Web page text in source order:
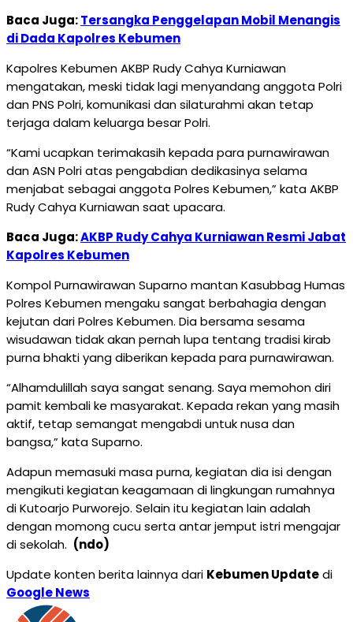
Baca Juga:Tersangka Penggelapan Mobil Menangis
di Dada Kapolres Kebumen
Kapolres Kebumen AKBP Rudy Cahya Kurniawan
mengatakan, meski tidak lagi menyandang anggota Polri
dan PNS Polri, komunikasi dan silaturahmi akan tetap
terjaga dalam keluarga besar Polri.
“Kami ucapkan terimakasih kepada para purnawirawan
dan ASN Polri atas pengabdian dedikasinya selama
menjabat sebagai anggota Polres Kebumen,” kata AKBP
Rudy Cahya Kurniawan saat upacara.
Baca Juga:AKBP Rudy Cahya Kurniawan Resmi Jabat
Kapolres Kebumen
Kompol Purnawirawan Suparno mantan Kasubbag Humas
Polres Kebumen mengaku sangat berbahagia dengan
kejutan dari Polres Kebumen. Dia bersama sesama
wisudawan tidak akan pernah lupa tentang tradisi kirab
purna bhakti yang diberikan kepada para purnawirawan.
“Alhamdulillah saya sangat senang. Saya memohon diri
pamit kembali ke masyarakat. Kepada rekan yang masih
aktif, tetap semangat mengabdi untuk nusa dan
bangsa,” kata Suparno.
Adapun memasuki masa purna, kegiatan dia isi dengan
mengikuti kegiatan keagamaan di lingkungan rumahnya
di Kutoarjo Purworejo. Selain itu kegiatan lain adalah
dengan momong cucu serta antar jemput istri mengajar
di sekolah. (ndo)
Update konten berita lainnya dari Kebumen Updatedi
Google News